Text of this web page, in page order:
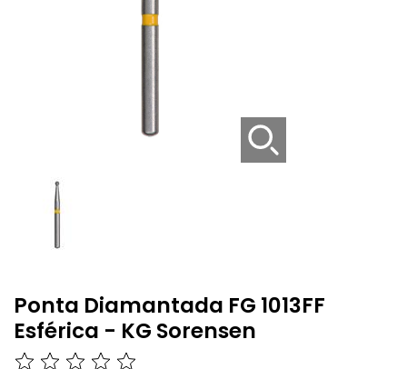
Ponta Diamantada FG 1013FF
Esférica - KG Sorensen